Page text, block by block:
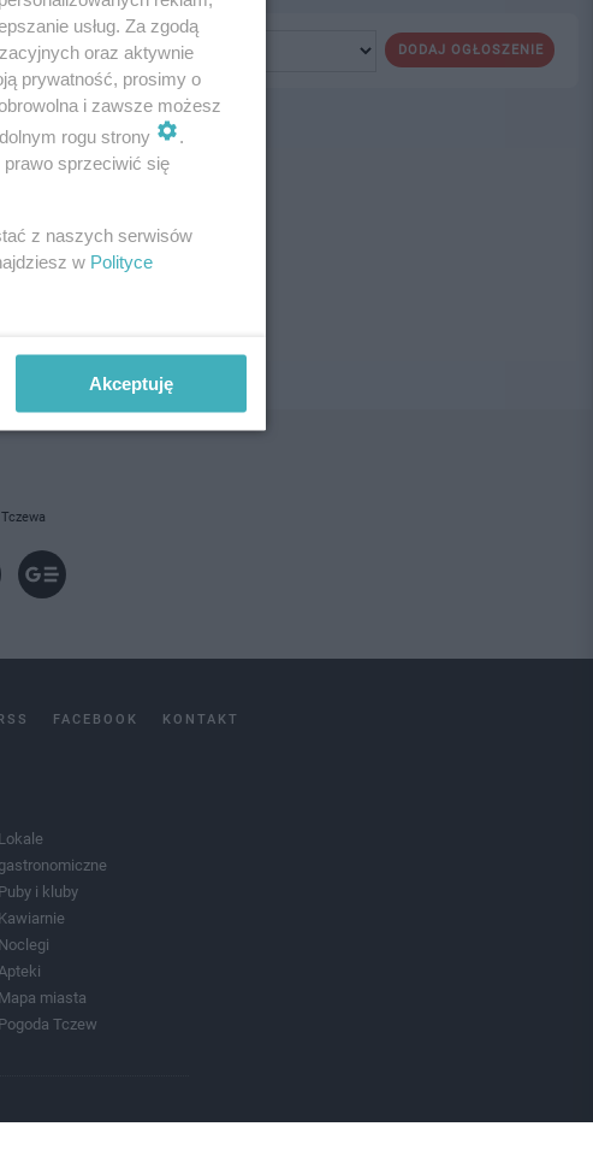
DODAJ OGŁOSZENIE
FACEBOOK KONTAKT
Lokale
gastronomiczne
Puby i kluby
Kawiarnie
Noclegi
Apteki
Mapa miasta
Pogoda Tczew
usług. Za zgodą
oraz aktywnie
prywatność, prosimy o
i zawsze możesz
rogu strony
sprzeciwić się
z naszych serwisów
w Polityce
Akceptuję